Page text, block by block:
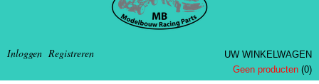
Inloggen Registreren
UW WINKELWAGEN
Geen producten (0)